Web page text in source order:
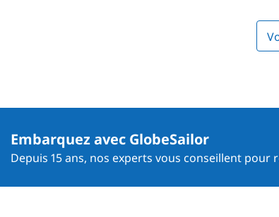
Embarquez avec GlobeSailor
Depuis 15 ans, nos experts vous conseillent